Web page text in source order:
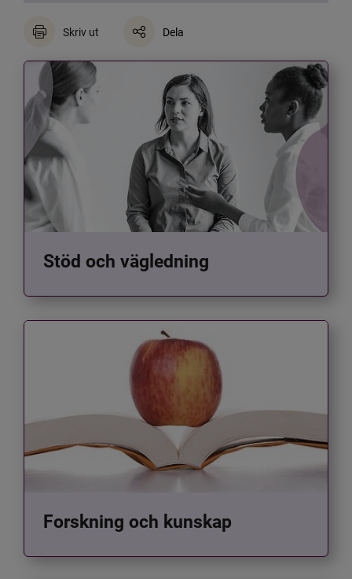
Skriv ut Dela
Stöd och vägledning
Forskning och kunskap